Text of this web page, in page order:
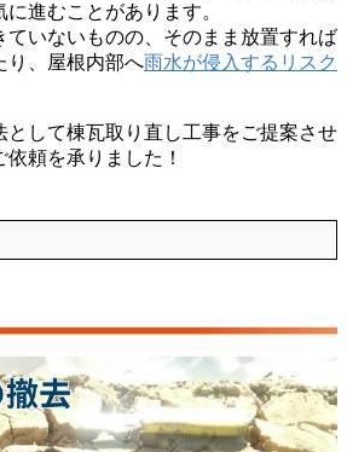
進むことがあります。
ていないものの、そのまま放置すれば
り、屋根内部へ雨水が侵入するリスク
として棟瓦取り直し工事をご提案させ
頼を承りました！